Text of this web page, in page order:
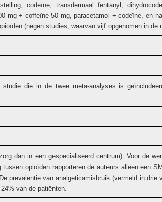
codeïne, transdermaal fentanyl,
mg + coffeïne 50 mg, paracetamol + codeïne, en
(negen studies, waarvan vijf opgenomen in de
die in de twee meta-analyses is
dan in een gespecialiseerd centrum). Voor de
opioïden rapporteren de auteurs alleen een
prevalentie van analgeticamisbruik (vermeld in drie
van de patiënten.